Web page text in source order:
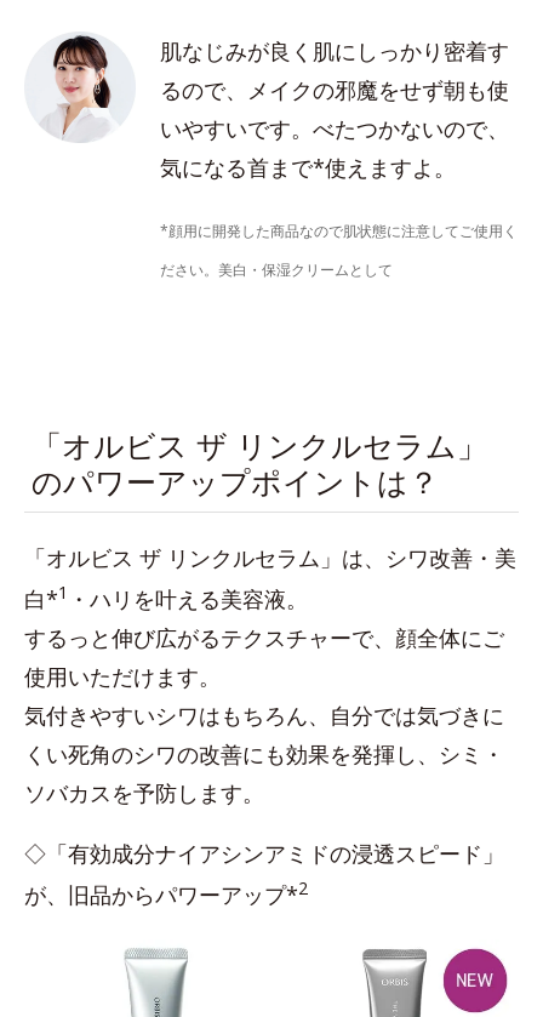
肌なじみが良く肌にしっかり密着す
るので、メイクの邪魔をせず朝も使
いやすいです。べたつかないので、
気になる首まで*使えますよ。
*顔用に開発した商品なので肌状態に注意してご使用く
ださい。美白・保湿クリームとして
「オルビス ザ リンクルセラム」
のパワーアップポイントは？
「オルビス ザ リンクルセラム」は、シワ改善・美
白*1 ・ハリを叶える美容液。
するっと伸び広がるテクスチャーで、顔全体にご
使用いただけます。
気付きやすいシワはもちろん、自分では気づきに
くい死角のシワの改善にも効果を発揮し、シミ・
ソバカスを予防します。
◇「有効成分ナイアシンアミドの浸透スピード」
が、旧品からパワーアップ*2